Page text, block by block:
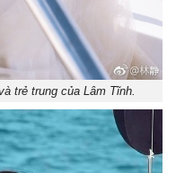
trẻ trung của Lâm Tĩnh.